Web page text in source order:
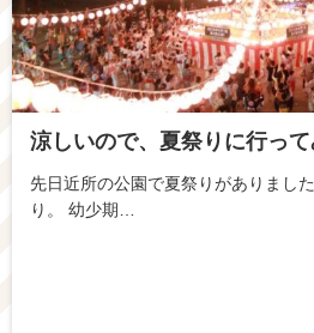
涼しいので、夏祭りに行っ
先日近所の公園で夏祭りがありまし
り。 幼少期…